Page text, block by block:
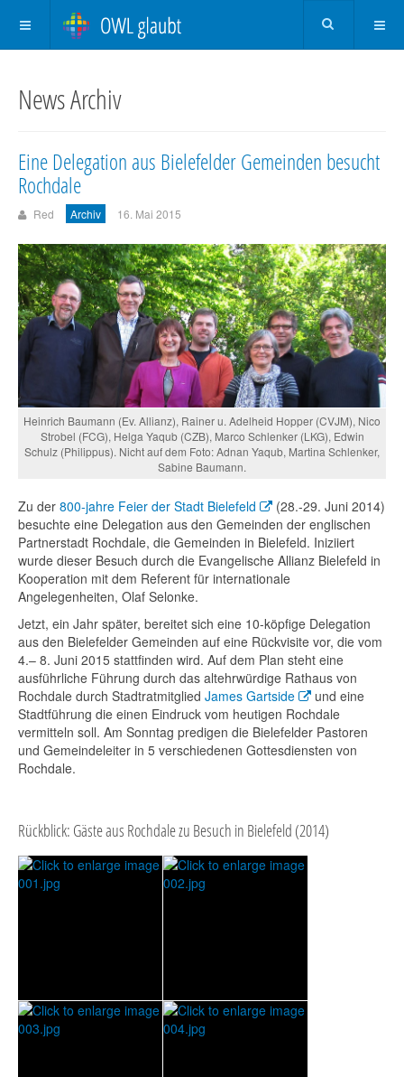
News Archiv
Eine Delegation aus Bielefelder Gemeinden besucht
Rochdale
Red Archiv 16. Mai 2015
Heinrich Baumann (Ev. Allianz), Rainer u. Adelheid Hopper (CVJM), Nico
Strobel (FCG), Helga Yaqub (CZB), Marco Schlenker (LKG), Edwin
Schulz (Philippus). Nicht auf dem Foto: Adnan Yaqub, Martina Schlenker,
Sabine Baumann.
Zu der 800-jahre Feier der Stadt Bielefeld
(28.-29. Juni 2014)
besuchte eine Delegation aus den Gemeinden der englischen
Partnerstadt Rochdale, die Gemeinden in Bielefeld. Iniziiert
wurde dieser Besuch durch die Evangelische Allianz Bielefeld in
Kooperation mit dem Referent für internationale
Angelegenheiten, Olaf Selonke.
Jetzt, ein Jahr später, bereitet sich eine 10-köpfige Delegation
aus den Bielefelder Gemeinden auf eine Rückvisite vor, die vom
4.– 8. Juni 2015 stattfinden wird. Auf dem Plan steht eine
ausführliche Führung durch das altehrwürdige Rathaus von
Rochdale durch Stadtratmitglied James Gartside
und eine
Stadtführung die einen Eindruck vom heutigen Rochdale
vermitteln soll. Am Sonntag predigen die Bielefelder Pastoren
und Gemeindeleiter in 5 verschiedenen Gottesdiensten von
Rochdale.
Rückblick: Gäste aus Rochdale zu Besuch in Bielefeld (2014)